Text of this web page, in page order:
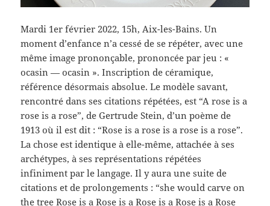
Mardi 1er février 2022, 15h, Aix-les-Bains. Un
moment d’enfance n’a cessé de se répéter, avec une
même image prononçable, prononcée par jeu : «
ocasin — ocasin ». Inscription de céramique,
référence désormais absolue. Le modèle savant,
rencontré dans ses citations répétées, est “A rose is a
rose is a rose”, de Gertrude Stein, d’un poème de
1913 où il est dit : “Rose is a rose is a rose is a rose”.
La chose est identique à elle-même, attachée à ses
archétypes, à ses représentations répétées
infiniment par le langage. Il y aura une suite de
citations et de prolongements : “she would carve on
the tree Rose is a Rose is a Rose is a Rose is a Rose